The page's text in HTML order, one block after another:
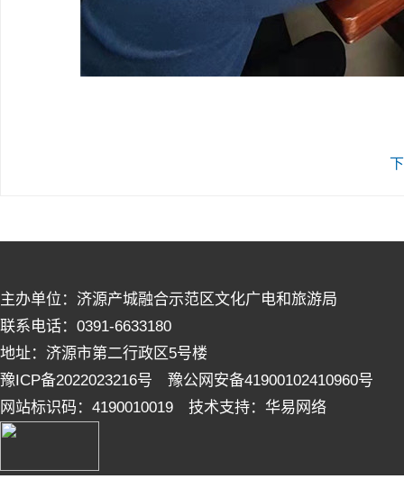
主办单位：济源产城融合示范区文化广电和旅游局
联系电话：0391-6633180
地址：济源市第二行政区5号楼
豫ICP备2022023216号 豫公网安备41900102410960号
网站标识码：4190010019 技术支持：华易网络